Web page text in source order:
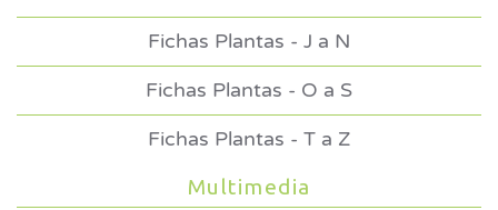
Fichas Plantas - J a N
Fichas Plantas - O a S
Fichas Plantas - T a Z
Multimedia